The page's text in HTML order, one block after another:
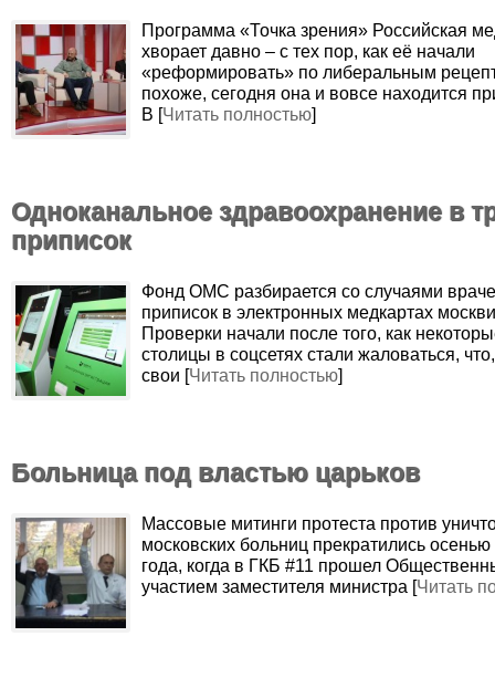
Программа «Точка зрения» Российская
хворает давно – с тех пор, как её начали
«реформировать» по либеральным
похоже, сегодня она и вовсе находится
В [Читать полностью]
Одноканальное здравоохранение в
приписок
Фонд ОМС разбирается со случаями
приписок в электронных медкартах
Проверки начали после того, как
столицы в соцсетях стали жаловаться,
свои [Читать полностью]
Больница под властью царьков
Массовые митинги протеста против
московских больниц прекратились
года, когда в ГКБ #11 прошел
участием заместителя министра [Читать